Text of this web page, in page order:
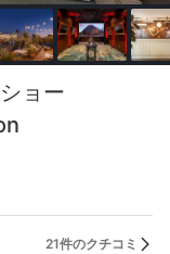
ョー
21件のクチコミ